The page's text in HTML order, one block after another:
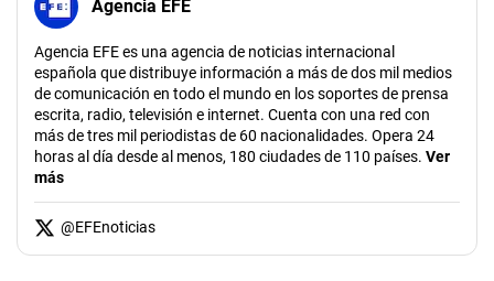
Agencia EFE
Agencia EFE es una agencia de noticias internacional
española que distribuye información a más de dos mil medios
de comunicación en todo el mundo en los soportes de prensa
escrita, radio, televisión e internet. Cuenta con una red con
más de tres mil periodistas de 60 nacionalidades. Opera 24
horas al día desde al menos, 180 ciudades de 110 países. Ver
más
@EFEnoticias